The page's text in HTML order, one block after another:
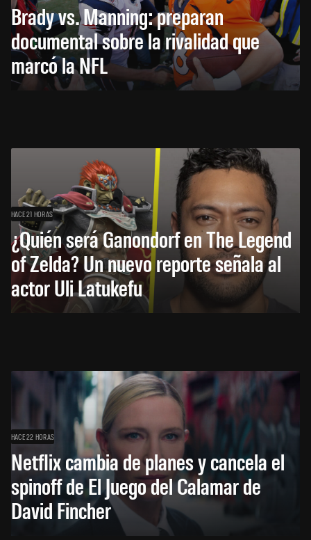
Brady vs. Manning: preparan
documental sobre la rivalidad que
marcó la NFL
HACE 21 HORAS
¿Quién será Ganondorf en The Legend
of Zelda? Un nuevo reporte señala al
actor Uli Latukefu
HACE 22 HORAS
Netflix cambia de planes y cancela el
spinoff de El Juego del Calamar de
David Fincher